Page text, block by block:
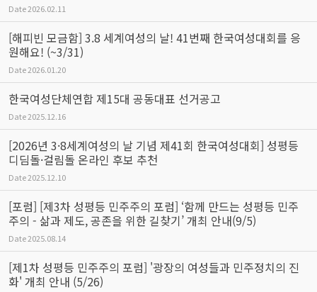
Date2026.02.11
[해피빈 모금함] 3.8 세계여성의 날! 41번째 한국여성대회를 응
원해요! (~3/31)
Date2026.01.20
한국여성단체연합 제15대 공동대표 선거공고
Date2025.12.16
[2026년 3·8세계여성의 날 기념 제41회 한국여성대회] 성평등
디딤돌·걸림돌 온라인 후보 추천
Date2025.12.10
[포럼] [제3차 성평등 민주주의 포럼] ‘함께 만드는 성평등 민주
주의 - 삶과 제도, 공존을 위한 길찾기’ 개최 안내(9/5)
Date2025.08.14
[제1차 성평등 민주주의 포럼] '광장의 여성들과 민주정치의 진
화' 개최 안내 (5/26)